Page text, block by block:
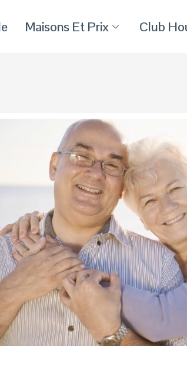
Maisons Et Prix Club